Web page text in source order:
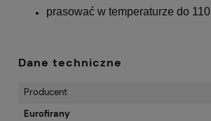
prasować w temperaturze do 110
Dane techniczne
Producent
Eurofirany